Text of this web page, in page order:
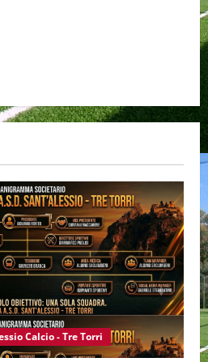
Calcio - Tre Torri